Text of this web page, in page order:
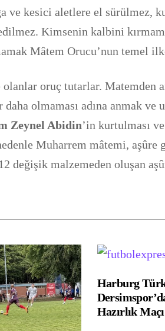
ve kesici aletlere el sürülmez,
Kimsenin kalbini
Mâtem Orucu’nun temel
olanlar oruç tutarlar.
olmaması adına anmak ve
Zeynel Abidin’in kurtulması
Muharrem mâtemi, aşûre
12 değişik malzemeden oluşan
Harburg
Hazırlık Maçı